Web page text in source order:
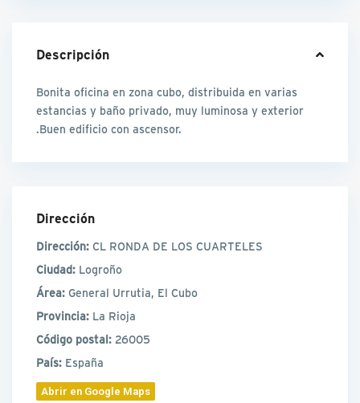
Descripción
Bonita oficina en zona cubo, distribuida en varias
estancias y baño privado, muy luminosa y exterior
.Buen edificio con ascensor.
Dirección
Dirección: CL RONDA DE LOS CUARTELES
Ciudad: Logroño
Área: General Urrutia, El Cubo
Provincia: La Rioja
Código postal: 26005
País: España
Abrir en Google Maps